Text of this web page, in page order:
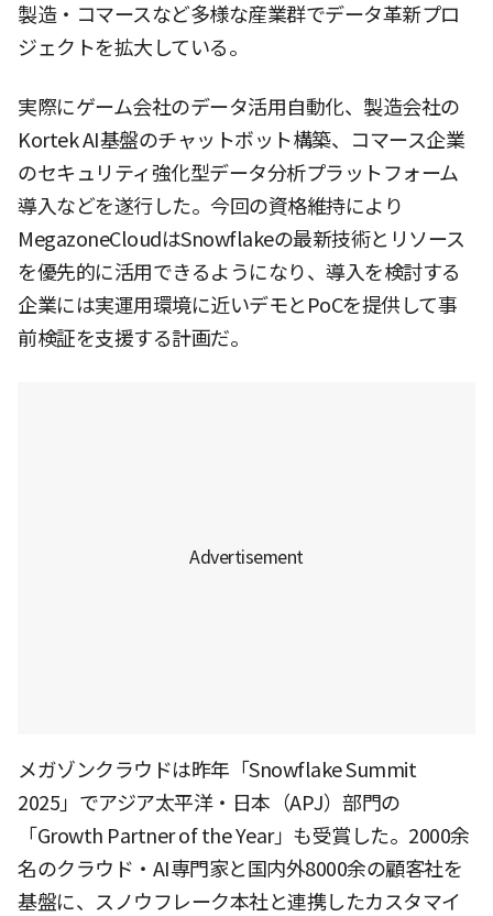
製造・コマースなど多様な産業群でデータ革新プロ
ジェクトを拡大している。
実際にゲーム会社のデータ活用自動化、製造会社の
Kortek AI基盤のチャットボット構築、コマース企業
のセキュリティ強化型データ分析プラットフォーム
導入などを遂行した。今回の資格維持により
MegazoneCloudはSnowflakeの最新技術とリソース
を優先的に活用できるようになり、導入を検討する
企業には実運用環境に近いデモとPoCを提供して事
前検証を支援する計画だ。
メガゾンクラウドは昨年「Snowflake Summit
2025」でアジア太平洋・日本（APJ）部門の
「Growth Partner of the Year」も受賞した。2000余
名のクラウド・AI専門家と国内外8000余の顧客社を
基盤に、スノウフレーク本社と連携したカスタマイ